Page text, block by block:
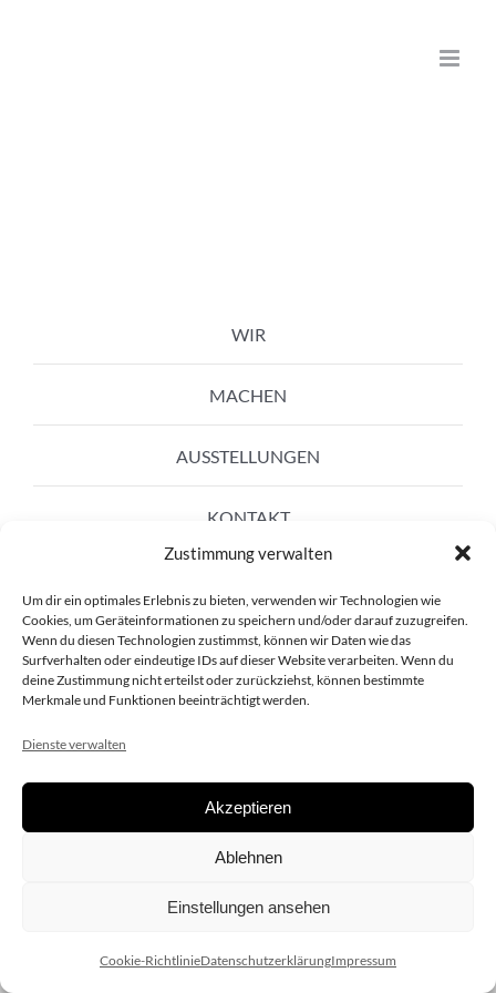
Zustimmung verwalten
Um dir ein optimales Erlebnis zu bieten, verwenden wir Technologien wie
Cookies, um Geräteinformationen zu speichern und/oder darauf zuzugreifen.
Wenn du diesen Technologien zustimmst, können wir Daten wie das
Surfverhalten oder eindeutige IDs auf dieser Website verarbeiten. Wenn du
deine Zustimmung nicht erteilst oder zurückziehst, können bestimmte
Merkmale und Funktionen beeinträchtigt werden.
Dienste verwalten
Akzeptieren
Ablehnen
Einstellungen ansehen
Cookie-RichtlinieDatenschutzerklärungImpressum
WIR
MACHEN
AUSSTELLUNGEN
KONTAKT
Copyright 2020 dieSCHAUsteller.at |Datenschützerklärung|
| Design:www.ARGEntur.at